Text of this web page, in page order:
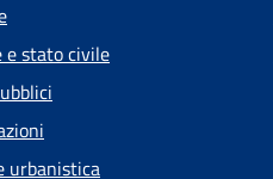
e stato civile
urbanistica